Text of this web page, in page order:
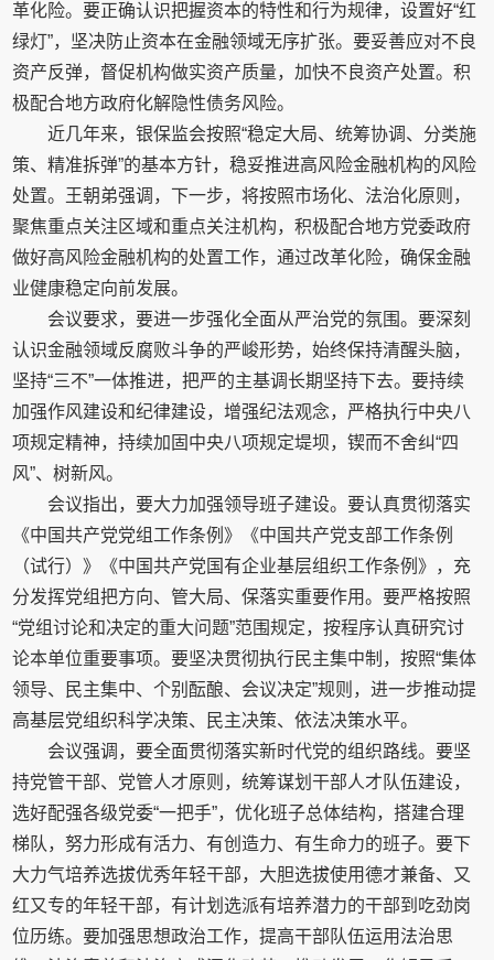
革化险。要正确认识把握资本的特性和行为规律，设置好“红
绿灯”，坚决防止资本在金融领域无序扩张。要妥善应对不良
资产反弹，督促机构做实资产质量，加快不良资产处置。积
极配合地方政府化解隐性债务风险。
近几年来，银保监会按照“稳定大局、统筹协调、分类施
策、精准拆弹”的基本方针，稳妥推进高风险金融机构的风险
处置。王朝弟强调，下一步，将按照市场化、法治化原则，
聚焦重点关注区域和重点关注机构，积极配合地方党委政府
做好高风险金融机构的处置工作，通过改革化险，确保金融
业健康稳定向前发展。
会议要求，要进一步强化全面从严治党的氛围。要深刻
认识金融领域反腐败斗争的严峻形势，始终保持清醒头脑，
坚持“三不”一体推进，把严的主基调长期坚持下去。要持续
加强作风建设和纪律建设，增强纪法观念，严格执行中央八
项规定精神，持续加固中央八项规定堤坝，锲而不舍纠“四
风”、树新风。
会议指出，要大力加强领导班子建设。要认真贯彻落实
《中国共产党党组工作条例》《中国共产党支部工作条例
（试行）》《中国共产党国有企业基层组织工作条例》，充
分发挥党组把方向、管大局、保落实重要作用。要严格按照
“党组讨论和决定的重大问题”范围规定，按程序认真研究讨
论本单位重要事项。要坚决贯彻执行民主集中制，按照“集体
领导、民主集中、个别酝酿、会议决定”规则，进一步推动提
高基层党组织科学决策、民主决策、依法决策水平。
会议强调，要全面贯彻落实新时代党的组织路线。要坚
持党管干部、党管人才原则，统筹谋划干部人才队伍建设，
选好配强各级党委“一把手”，优化班子总体结构，搭建合理
梯队，努力形成有活力、有创造力、有生命力的班子。要下
大力气培养选拔优秀年轻干部，大胆选拔使用德才兼备、又
红又专的年轻干部，有计划选派有培养潜力的干部到吃劲岗
位历练。要加强思想政治工作，提高干部队伍运用法治思